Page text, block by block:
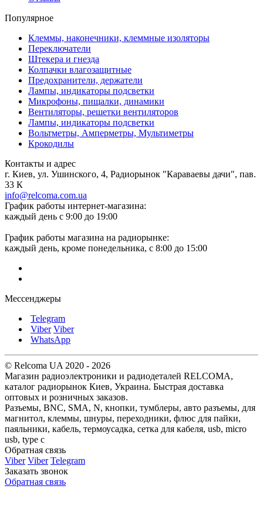
Популярное
Клеммы, наконечники, клеммные изоляторы
Переключатели
Штекера и гнезда
Колпачки влагозащитные
Предохранители, держатели
Лампы, индикаторы подсветки
Микрофоны, пищалки, динамики
Вентиляторы, решетки вентиляторов
Лампы, индикаторы подсветки
Вольтметры, Амперметры, Мультиметры
Крокодилы
Контакты и адрес
г. Киев, ул. Ушинского, 4, Радиорынок "Караваевы дачи", пав.
33 К
info@relcoma.com.ua
График работы интернет-магазина:
каждый день с 9:00 до 19:00
График работы магазина на радиорынке:
каждый день, кроме понедельника, с 8:00 до 15:00
Мессенджеры
Telegram
Viber Viber
WhatsApp
© Relcoma UA 2020 - 2026
Магазин радиоэлектроники и радиодеталей RELCOMA,
каталог радиорынок Киев, Украина. Быстрая доставка
оптовых и розничных заказов.
Разъемы, BNC, SMA, N, кнопки, тумблеры, авто разъемы, для
магнитол, клеммы, шнуры, переходники, флюс для пайки,
паяльники, кабель, термоусадка, сетка для кабеля, usb, micro
usb, type c
Обратная связь
Viber Viber Telegram
Заказать звонок
Обратная связь